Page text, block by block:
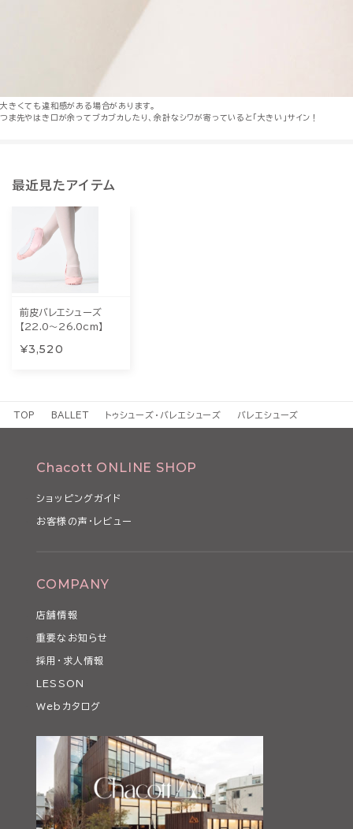
大きくても違和感がある場合があります。
つま先やはき口が余ってブカブカしたり、余計なシワが寄っていると「大きい」サイン！
最近見たアイテム
前皮バレエシューズ
【22.0～26.0cm】
¥3,520
TOP BALLET トゥシューズ・バレエシューズ バレエシューズ
Chacott ONLINE SHOP
ショッピングガイド
お客様の声・レビュー
COMPANY
店舗情報
重要なお知らせ
採用・求人情報
LESSON
Webカタログ